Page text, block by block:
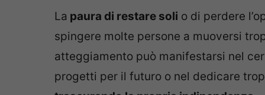
La paura di restare soli o di perdere
spingere molte persone a muoversi
atteggiamento può manifestarsi nel
progetti per il futuro o nel dedicare